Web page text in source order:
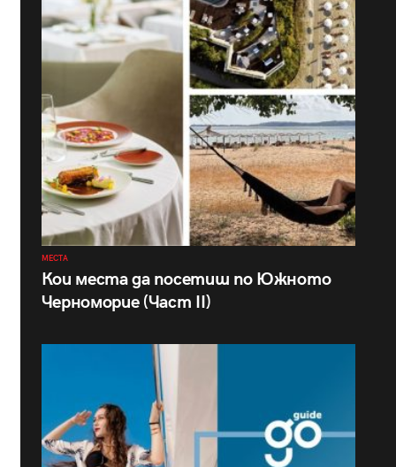
МЕСТА
Кои места да посетиш по Южното
Черноморие (Част II)